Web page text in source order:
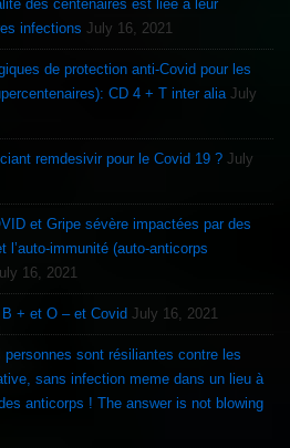
des centenaires est liée à leur
infections July 16, 2021
de protection anti-Covid pour les
CD 4 + T inter alia July
remdesivir pour le Covid 19 ? July
et Gripe sévère impactées par des
l’auto-immunité (auto-anticorps
16, 2021
+ et O – et Covid July 16, 2021
sont résiliantes contre les
sans infection meme dans un lieu à
anticorps ! The answer is not blowing